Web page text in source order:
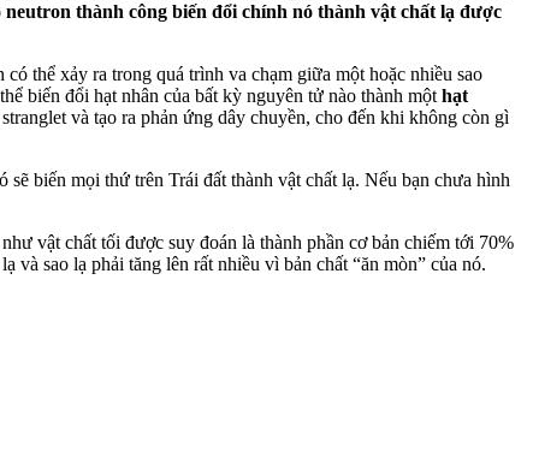
neutron thành công biến đổi chính nó thành vật chất lạ được
thể xảy ra trong quá trình va chạm giữa một hoặc nhiều sao
biến đổi hạt nhân của bất kỳ nguyên tử nào thành một hạt
và tạo ra phản ứng dây chuyền, cho đến khi không còn gì
biến mọi thứ trên Trái đất thành vật chất lạ. Nếu bạn chưa hình
vật chất tối được suy đoán là thành phần cơ bản chiếm tới 70%
sao lạ phải tăng lên rất nhiều vì bản chất “ăn mòn” của nó.